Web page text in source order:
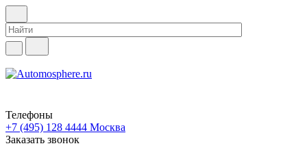
Телефоны
+7 (495) 128 4444 Москва
Заказать звонок